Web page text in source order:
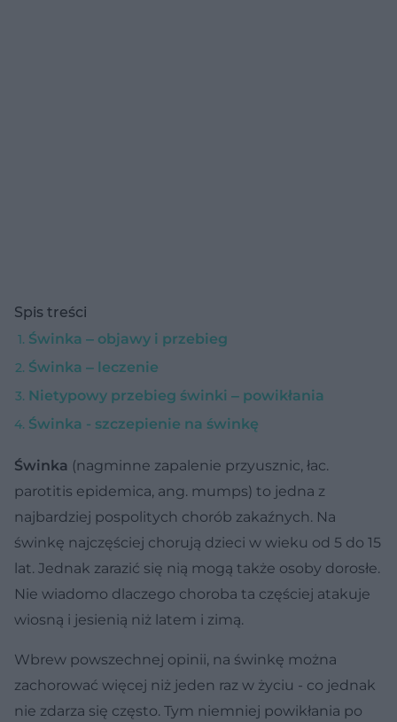
Spis treści
Świnka ‒ objawy i przebieg
Świnka ‒ leczenie
Nietypowy przebieg świnki ‒ powikłania
Świnka - szczepienie na świnkę
Świnka (nagminne zapalenie przyusznic, łac.
parotitis epidemica, ang. mumps) to jedna z
najbardziej pospolitych chorób zakaźnych. Na
świnkę najczęściej chorują dzieci w wieku od 5 do 15
lat. Jednak zarazić się nią mogą także osoby dorosłe.
Nie wiadomo dlaczego choroba ta częściej atakuje
wiosną i jesienią niż latem i zimą.
Wbrew powszechnej opinii, na świnkę można
zachorować więcej niż jeden raz w życiu - co jednak
nie zdarza się często. Tym niemniej powikłania po